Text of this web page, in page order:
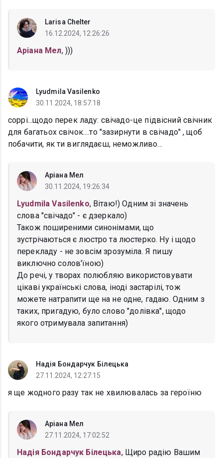
Larisa Chelter
16.12.2024, 12:26:26
Аріана Мел, )))
Lyudmila Vasilenko
30.11.2024, 18:57:18
соррі...щодо перек ладу: свічадо-це підвісний свічник
для багатьох свічок....то "зазирнути в свічадо" , щоб
побачити, як ти виглядаєш, неможливо...
Аріана Мел
30.11.2024, 19:26:34
Lyudmila Vasilenko, Вітаю!) Одним зі значень
слова "свічадо" - є дзеркало)
Також поширеними синонімами, що
зустрічаються є люстро та люстерко. Ну і щодо
перекладу - не зовсім зрозуміла. Я пишу
виключно солов'їною)
До речі, у творах полюбляю використовувати
цікаві українські слова, іноді застарілі, тож
можете натрапити ще на не одне, гадаю. Одним з
таких, пригадую, було слово "долівка", щодо
якого отримувала запитання)
Надія Бондарчук Білецька
27.11.2024, 12:27:15
я ще жодного разу так не хвилювалась за героїню
Аріана Мел
27.11.2024, 17:02:52
Надія Бондарчук Білецька, Щиро радію Вашим